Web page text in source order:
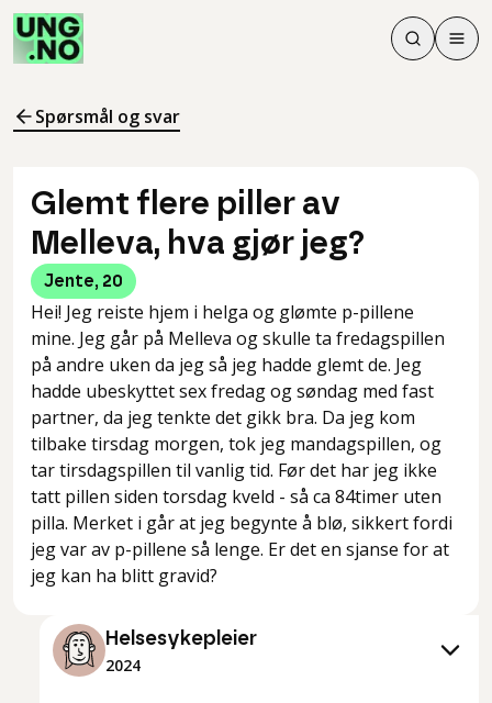
Søk
Søk
Meny
Spørsmål og svar
Glemt flere piller av
Melleva, hva gjør jeg?
Jente, 20
Hei! Jeg reiste hjem i helga og glømte p-pillene
mine. Jeg går på Melleva og skulle ta fredagspillen
på andre uken da jeg så jeg hadde glemt de. Jeg
hadde ubeskyttet sex fredag og søndag med fast
partner, da jeg tenkte det gikk bra. Da jeg kom
tilbake tirsdag morgen, tok jeg mandagspillen, og
tar tirsdagspillen til vanlig tid. Før det har jeg ikke
tatt pillen siden torsdag kveld - så ca 84timer uten
pilla. Merket i går at jeg begynte å blø, sikkert fordi
jeg var av p-pillene så lenge. Er det en sjanse for at
jeg kan ha blitt gravid?
Helsesykepleier
2024